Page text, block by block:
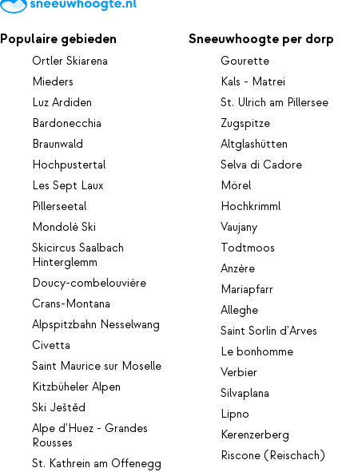
Populaire gebieden
Ortler Skiarena
Mieders
Luz Ardiden
Bardonecchia
Braunwald
Hochpustertal
Les Sept Laux
Pillerseetal
Mondolè Ski
Skicircus Saalbach
Hinterglemm
Doucy-combelouvière
Crans-Montana
Alpspitzbahn Nesselwang
Civetta
Saint Maurice sur Moselle
Kitzbüheler Alpen
Ski Ještěd
Alpe d'Huez - Grandes
Rousses
St. Kathrein am Offenegg
Sneeuwhoogte per dorp
Gourette
Kals - Matrei
St. Ulrich am Pillersee
Zugspitze
Altglashütten
Selva di Cadore
Mörel
Hochkrimml
Vaujany
Todtmoos
Anzère
Mariapfarr
Alleghe
Saint Sorlin d'Arves
Le bonhomme
Verbier
Silvaplana
Lipno
Kerenzerberg
Riscone (Reischach)